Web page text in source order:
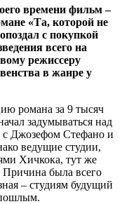
времени фильм –
«Та, которой не
с покупкой
всего на
режиссеру
в жанре у
романа за 9 тысяч
задумываться над
с Джозефом Стефано и
ведущие студии,
Хичкока, тут же
Причина была всего
– студиям будущий